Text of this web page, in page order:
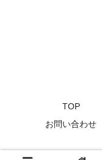
TOP
お問い合わせ